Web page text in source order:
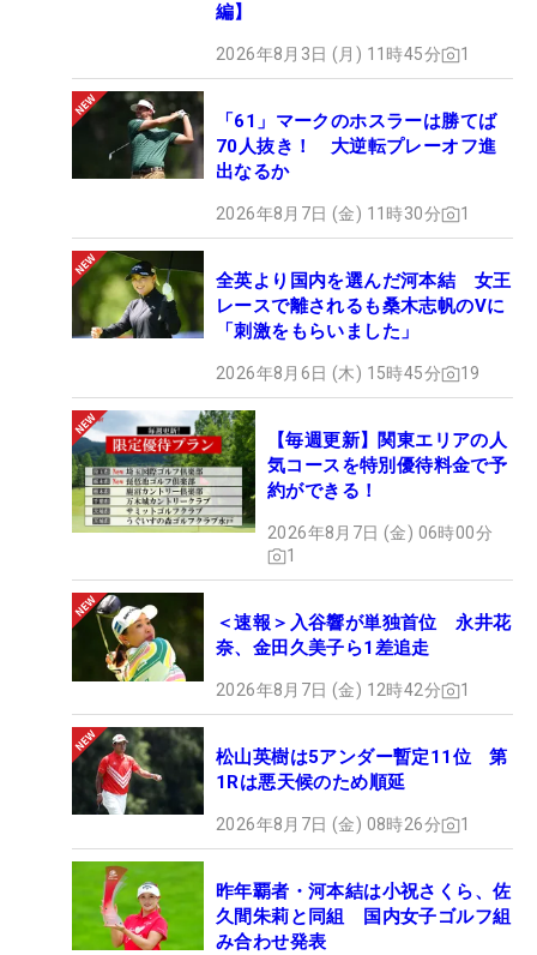
編】
2026年8月3日 (月) 11時45分 1
「61」マークのホスラーは勝てば
70人抜き！ 大逆転プレーオフ進
出なるか
2026年8月7日 (金) 11時30分 1
全英より国内を選んだ河本結 女王
レースで離されるも桑木志帆のVに
「刺激をもらいました」
2026年8月6日 (木) 15時45分 19
【毎週更新】関東エリアの人
気コースを特別優待料金で予
約ができる！
2026年8月7日 (金) 06時00分
1
＜速報＞入谷響が単独首位 永井花
奈、金田久美子ら1差追走
2026年8月7日 (金) 12時42分 1
松山英樹は5アンダー暫定11位 第
1Rは悪天候のため順延
2026年8月7日 (金) 08時26分 1
昨年覇者・河本結は小祝さくら、佐
久間朱莉と同組 国内女子ゴルフ組
み合わせ発表